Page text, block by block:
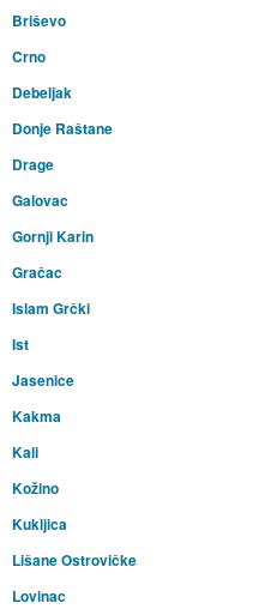
Briševo
Crno
Debeljak
Donje Raštane
Drage
Galovac
Gornji Karin
Gračac
Islam Grčki
Ist
Jasenice
Kakma
Kali
Kožino
Kukljica
Lišane Ostrovičke
Lovinac